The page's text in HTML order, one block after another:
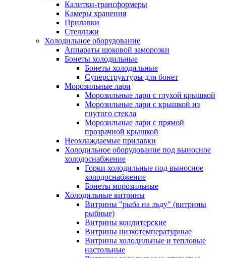
Калитки-трансформеры
Камеры хранения
Прилавки
Стеллажи
Холодильное оборудование
Аппараты шоковой заморозки
Бонеты холодильные
Бонеты холодильные
Суперструктуры для бонет
Морозильные лари
Морозильные лари с глухой крышкой
Морозильные лари с крышкой из
гнутого стекла
Морозильные лари с прямой
прозрачной крышкой
Неохлаждаемые прилавки
Холодильное оборудование под выносное
холодоснабжение
Горки холодильные под выносное
холодоснабжение
Бонеты морозильные
Холодильные витрины
Витрины "рыба на льду" (витрины
рыбные)
Витрины кондитерские
Витрины низкотемпературные
Витрины холодильные и тепловые
настольные